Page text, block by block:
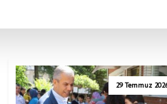
29 Temmuz